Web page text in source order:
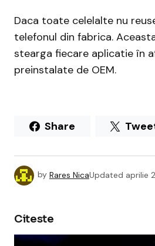
Daca toate celelalte nu
telefonul din fabrica.
stearga fiecare aplicatie în
preinstalate de OEM.
Share
by Rares NicaUpdated aprilie
Citeste